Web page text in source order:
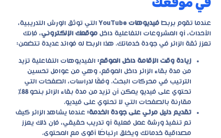
عندما تقوم بربط فيديوهات YouTube
التي توثق الورش التدريبية،
الأحداث، أو المشروعات التفاعلية داخل موقعك الإلكتروني، فإنك
تعزز ثقة الزائر في جودة خدماتك. هذا الربط له فوائد عديدة تتضمن:
زيادة وقت الإقامة داخل الموقع: الفيديوهات التفاعلية تزيد
من مدة بقاء الزائر داخل الموقع، وهي من عوامل تحسين
الترتيب في محركات البحث. وفقًا لدراسات، الصفحات التي
تحتوي على فيديو يمكن أن تزيد من مدة بقاء الزائر بنحو88%
مقارنة بالصفحات التي لا تحتوي على فيديو.
تقديم دليل مرئي على جودة الخدمة: عندما يشاهد الزائر كيف
تم تنفيذ ورشة عمل فعلية أو تدريب حقيقي، فإن ذلك يعزز
مصداقية خدماتك ويخلق ارتباطًا أقوى مع المحتوى.